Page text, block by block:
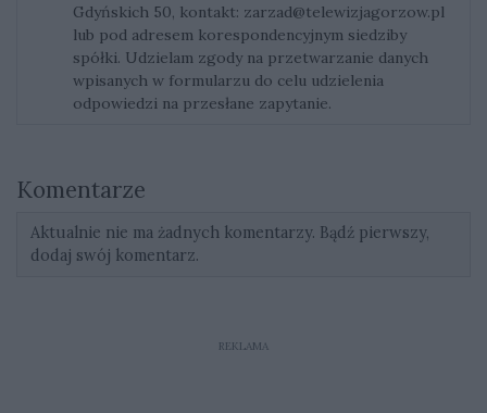
Gdyńskich 50, kontakt: zarzad@telewizjagorzow.pl
lub pod adresem korespondencyjnym siedziby
spółki. Udzielam zgody na przetwarzanie danych
wpisanych w formularzu do celu udzielenia
odpowiedzi na przesłane zapytanie.
Komentarze
Aktualnie nie ma żadnych komentarzy. Bądź pierwszy,
dodaj swój komentarz.
REKLAMA